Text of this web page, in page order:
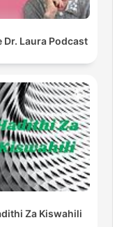
Dr. Laura Podcast
Za Kiswahili